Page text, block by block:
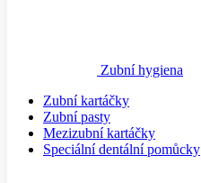
Zubní hygiena
Zubní kartáčky
Zubní pasty
Mezizubní kartáčky
Speciální dentální pomůcky